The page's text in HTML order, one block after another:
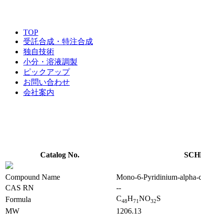
TOP
受託合成・特注合成
独自技術
小分・溶液調製
ピックアップ
お問い合わせ
会社案内
Catalog No.
Compound Name
Mono-6-Pyridinium-alpha-
CAS RN
--
Formula
C48H71NO32S
MW
1206.13